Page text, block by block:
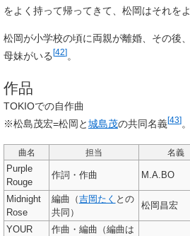
をよく持って帰ってきて、松岡はそれを
松岡が小学校の頃に両親が離婚、その後
母妹がいる [42] 。
作品
TOKIOでの自作曲
※松島茂宏=松岡と城島茂の共同名義[43]。
曲名 担当 名義
Purple
Rouge
作詞・作曲 M.A.BO
Midnight
Rose
編曲（吉岡たく との
共同）
松岡昌宏
YOUR
作曲・編曲（編曲は